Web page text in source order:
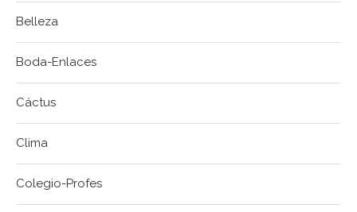
Belleza
Boda-Enlaces
Cáctus
Clima
Colegio-Profes